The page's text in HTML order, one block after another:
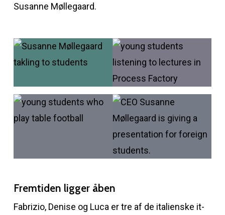
Susanne Møllegaard.
Fremtiden ligger åben
Fabrizio, Denise og Luca er tre af de italienske it-